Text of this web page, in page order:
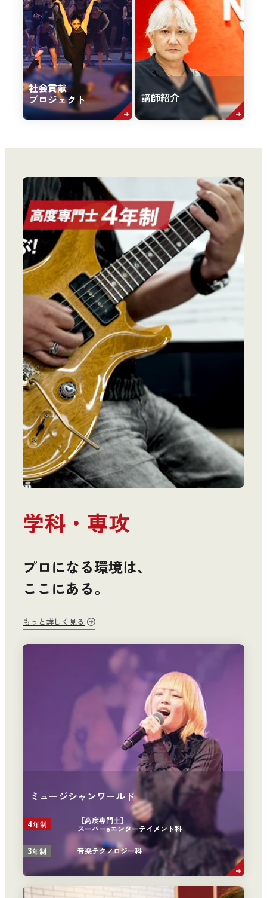
社会貢献
プロジェクト 講師紹介
学科・専攻
プロになる環境は、
ここにある。
もっと詳しく見る
ミュージシャンワールド
4年制
［高度専門士］
スーパーeエンターテイメント科
3年制 音楽テクノロジー科